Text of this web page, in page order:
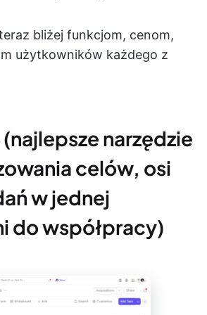
bliżej funkcjom, cenom,
użytkowników każdego z
narzędzie
celów, osi
w jednej
do współpracy)